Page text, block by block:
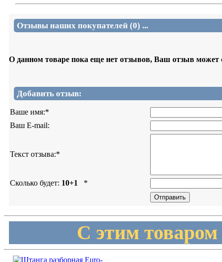
Отзывы наших покупателей (0) ...
О данном товаре пока еще нет отзывов, Ваш отзыв может
Добавить отзыв:
Ваше имя:*
Ваш E-mail:
Текст отзыва:*
Сколько будет: 10+1 *
С этим